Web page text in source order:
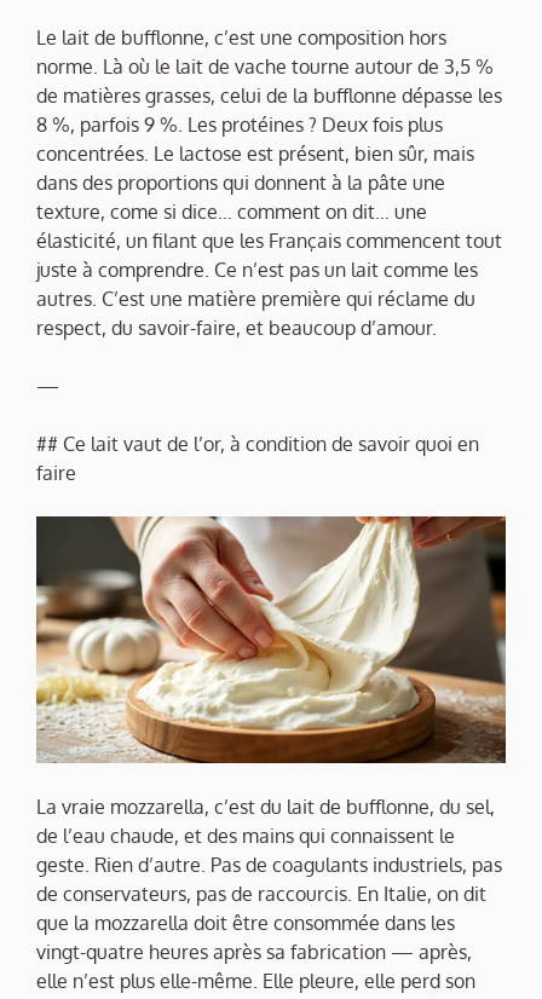
Le lait de bufflonne, c’est une composition hors
norme. Là où le lait de vache tourne autour de 3,5 %
de matières grasses, celui de la bufflonne dépasse les
8 %, parfois 9 %. Les protéines ? Deux fois plus
concentrées. Le lactose est présent, bien sûr, mais
dans des proportions qui donnent à la pâte une
texture, come si dice… comment on dit… une
élasticité, un filant que les Français commencent tout
juste à comprendre. Ce n’est pas un lait comme les
autres. C’est une matière première qui réclame du
respect, du savoir-faire, et beaucoup d’amour.
—
## Ce lait vaut de l’or, à condition de savoir quoi en
faire
La vraie mozzarella, c’est du lait de bufflonne, du sel,
de l’eau chaude, et des mains qui connaissent le
geste. Rien d’autre. Pas de coagulants industriels, pas
de conservateurs, pas de raccourcis. En Italie, on dit
que la mozzarella doit être consommée dans les
vingt-quatre heures après sa fabrication — après,
elle n’est plus elle-même. Elle pleure, elle perd son